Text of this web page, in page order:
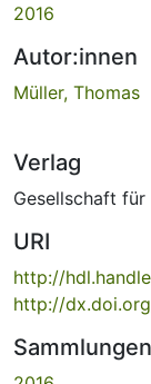
2016
Autor:innen
Müller, Thomas
Verlag
Gesellschaft
URI
http://
http://
Sammlungen